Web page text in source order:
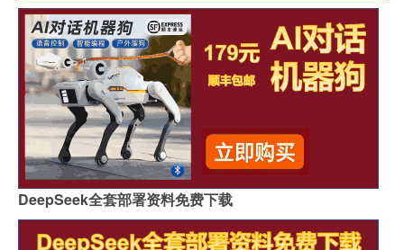
DeepSeek全套部署资料免费下载